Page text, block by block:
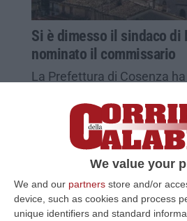
We value your
We and our partners store and/or
device, such as cookies and process
unique identifiers and standard
Si è dimesso il sindaco di
nominato il commissario
La Prefettura di Cosenza
viceprefetto Di Martino
Pubblicato il: 17/08/23 – 12:47